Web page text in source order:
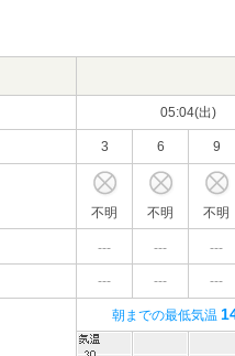
05:04(出)
3 6 9
不明 不明 不明
--- --- ---
--- --- ---
朝までの最低気温